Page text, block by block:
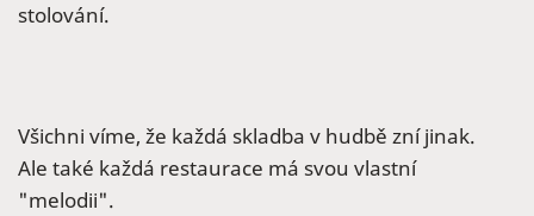
stolování.
Všichni víme, že každá skladba v hudbě zní jinak.
Ale také každá restaurace má svou vlastní
"melodii".